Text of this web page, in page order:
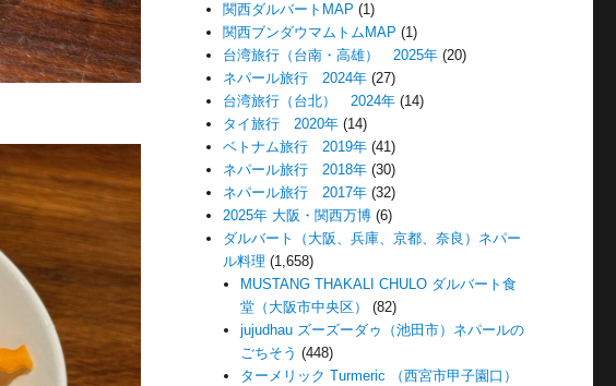
関西ダルバートMAP (1)
関西ブンダウマムトムMAP (1)
台湾旅行（台南・高雄） 2025年 (20)
ネパール旅行 2024年 (27)
台湾旅行（台北） 2024年 (14)
タイ旅行 2020年 (14)
ベトナム旅行 2019年 (41)
ネパール旅行 2018年 (30)
ネパール旅行 2017年 (32)
2025年 大阪・関西万博 (6)
ダルバート（大阪、兵庫、京都、奈良）ネパー
ル料理 (1,658)
MUSTANG THAKALI CHULO ダルバート食
堂（大阪市中央区）
(82)
jujudhau ズーズーダゥ（池田市）ネパールの
ごちそう (448)
ターメリック Turmeric （西宮市甲子園口）